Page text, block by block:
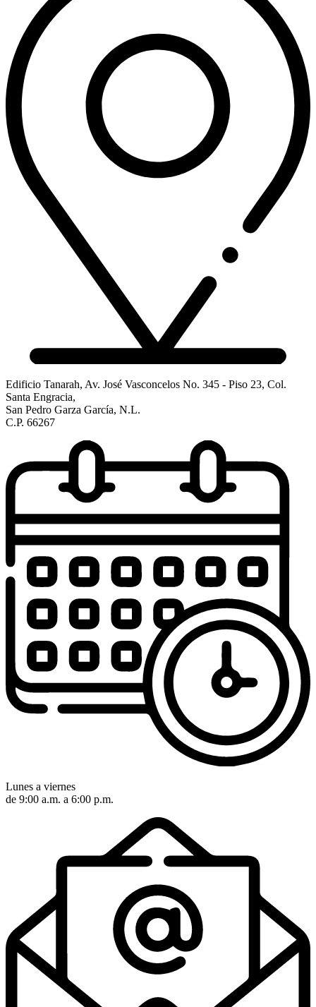
Edificio Tanarah, Av. José Vasconcelos No. 345 - Piso 23, Col.
Santa Engracia,
San Pedro Garza García, N.L.
C.P. 66267
Lunes a viernes
de 9:00 a.m. a 6:00 p.m.